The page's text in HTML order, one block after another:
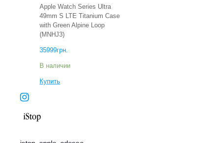
Apple Watch Series Ultra
49mm S LTE Titanium Case
with Green Alpine Loop
(MNHJ3)
35999грн.
В наличии
Купить